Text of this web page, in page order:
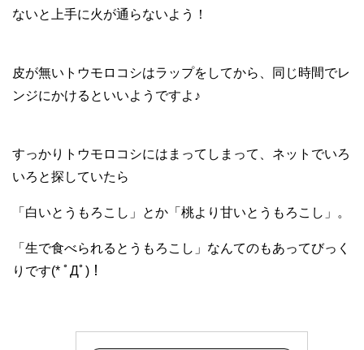
ないと上手に火が通らないよう！
皮が無いトウモロコシはラップをしてから、同じ時間でレ
ンジにかけるといいようですよ♪
すっかりトウモロコシにはまってしまって、ネットでいろ
いろと探していたら
「白いとうもろこし」とか「桃より甘いとうもろこし」。
「生で食べられるとうもろこし」なんてのもあってびっく
りです(* ﾟДﾟ)！